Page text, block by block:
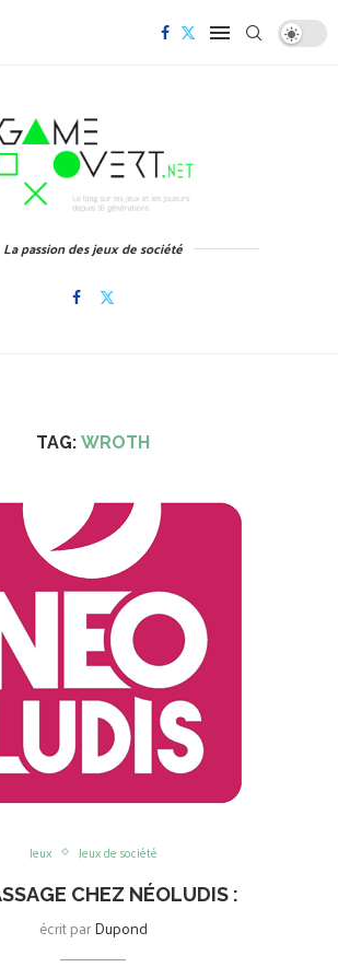
La passion des jeux de société
TAG: WROTH
Jeux Jeux de société
CHEZ NÉOLUDIS :
écrit parDupond